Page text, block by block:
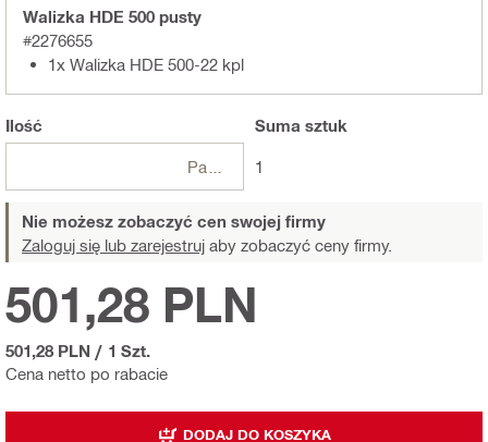
Walizka HDE 500 pusty
#2276655
1x Walizka HDE 500-22 kpl
Ilość Suma sztuk
1
Nie możesz zobaczyć cen swojej firmy
Zaloguj się lub zarejestruj aby zobaczyć ceny firmy.
Cena netto po rabacie
501,28 PLN
501,28 PLN / 1 Szt.
DODAJ DO KOSZYKA